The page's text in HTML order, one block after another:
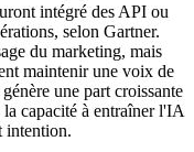
intégré des API ou
selon Gartner.
du marketing, mais
maintenir une voix de
une part croissante
capacité à entraîner l'IA
intention.